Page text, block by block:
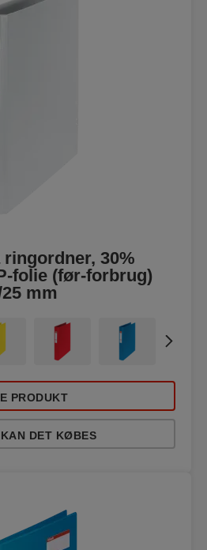
30%
folie (før-forbrug)
mm
PRODUKT
DET KØBES